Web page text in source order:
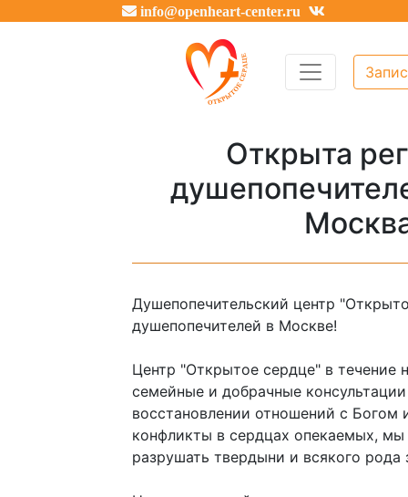
info@openheart-center.ru
Открыта
Душепопечительский центр
душепопечителей в Москве!
Центр "Открытое сердце" в течение
семейные и добрачные
восстановлении отношений с
конфликты в сердцах опекаемых,
разрушать твердыни и всякого рода